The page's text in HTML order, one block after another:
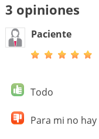
3 opiniones
Paciente
Todo
Para mi no